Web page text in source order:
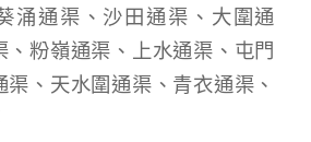
涌通渠、沙田通渠、大圍通
、粉嶺通渠、上水通渠、屯門
、天水圍通渠、青衣通渠、